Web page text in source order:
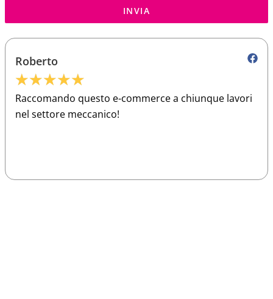
INVIA
Roberto
★★★★★
Raccomando questo e-commerce a chiunque lavori
nel settore meccanico!